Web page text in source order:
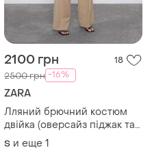
ZARA
Лляний брючний костюм
двійка (оверсайз піджак та
штани )
S и еще 1